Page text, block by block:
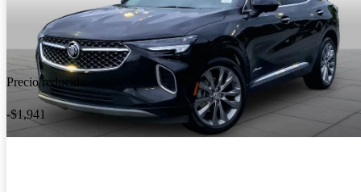
Precio reducido
-$1,941